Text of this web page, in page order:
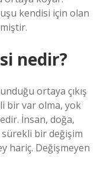
kendisi için olan
nedir?
ortaya çıkış
bir var olma, yok
İnsan, doğa,
sürekli bir değişim
hariç. Değişmeyen